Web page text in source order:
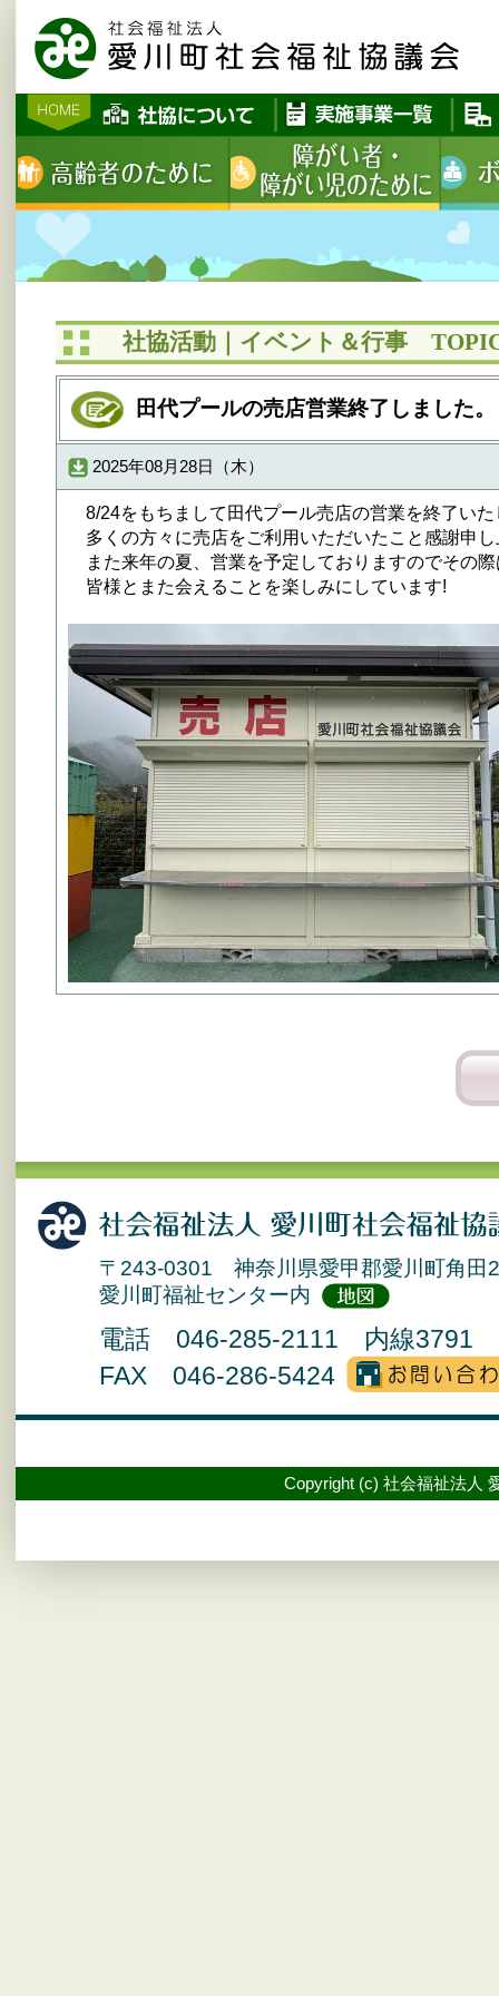
社協活動｜イベント＆行事
田代プールの売店営業終了しました。
2025年08月28日（木）
8/24をもちまして田代プール売店の営業を終了いた
多くの方々に売店をご利用いただいたこと感謝申し
また来年の夏、営業を予定しておりますのでその
皆様とまた会えることを楽しみにしています!
〒243-0301 神奈川県愛甲郡愛川町角田
愛川町福祉センター内
電話 046-285-2111 内線
FAX 046-286-5424
Copyright (c) 社会福祉法人